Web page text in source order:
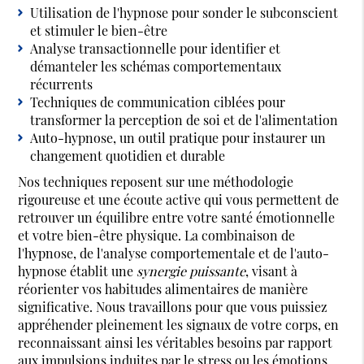
Utilisation de l'hypnose pour sonder le subconscient
et stimuler le bien-être
Analyse transactionnelle pour identifier et
démanteler les schémas comportementaux
récurrents
Techniques de communication ciblées pour
transformer la perception de soi et de l'alimentation
Auto-hypnose, un outil pratique pour instaurer un
changement quotidien et durable
Nos techniques reposent sur une méthodologie
rigoureuse et une écoute active qui vous permettent de
retrouver un équilibre entre votre santé émotionnelle
et votre bien-être physique. La combinaison de
l'hypnose, de l'analyse comportementale et de l'auto-
hypnose établit une synergie puissante, visant à
réorienter vos habitudes alimentaires de manière
significative. Nous travaillons pour que vous puissiez
appréhender pleinement les signaux de votre corps, en
reconnaissant ainsi les véritables besoins par rapport
aux impulsions induites par le stress ou les émotions